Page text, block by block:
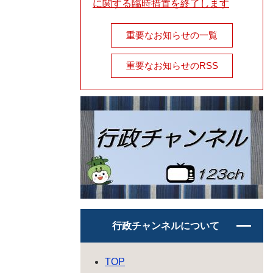
に関する臨時措置を終了します
重要なお知らせの一覧
重要なお知らせのRSS
行政チャンネルについて
TOP